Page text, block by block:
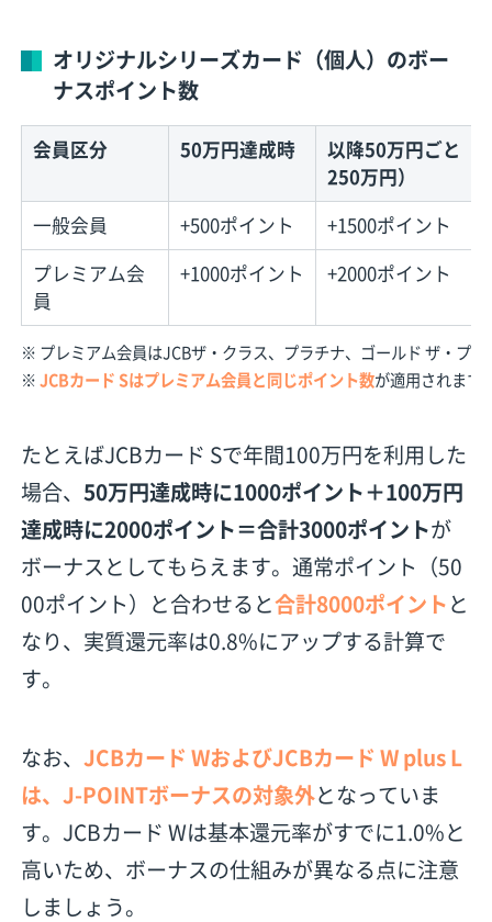
オリジナルシリーズカード（個人）のボー
ナスポイント数
会員区分 50万円達成時
以降50万円ごと（
250万円）
一般会員
+500ポイント
+1500ポイント
プレミアム会
員
+1000ポイント +2000ポイント
※ プレミアム会員はJCBザ・クラス、プラチナ、ゴールド ザ・プ
※JCBカード Sはプレミアム会員と同じポイント数が適用されます
たとえばJCBカード Sで年間100万円を利用した
場合、50万円達成時に1000ポイント＋100万円
達成時に2000ポイント＝合計3000ポイントが
ボーナスとしてもらえます。通常ポイント（50
00ポイント）と合わせると合計8000ポイントと
なり、実質還元率は0.8%にアップする計算で
す。
なお、JCBカード WおよびJCBカード W plus L
は、J-POINTボーナスの対象外となっていま
す。JCBカード Wは基本還元率がすでに1.0%と
高いため、ボーナスの仕組みが異なる点に注意
しましょう。